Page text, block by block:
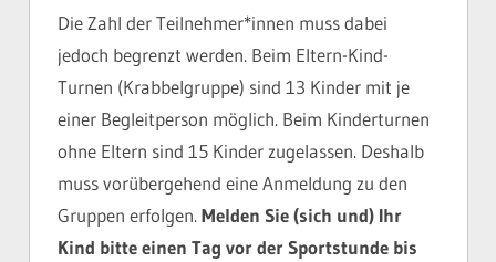
Die Zahl der Teilnehmer*innen muss dabei
jedoch begrenzt werden. Beim Eltern-Kind-
Turnen (Krabbelgruppe) sind 13 Kinder mit je
einer Begleitperson möglich. Beim Kinderturnen
ohne Eltern sind 15 Kinder zugelassen. Deshalb
muss vorübergehend eine Anmeldung zu den
Gruppen erfolgen.Melden Sie (sich und) Ihr
Kind bitte einen Tag vor der Sportstunde bis